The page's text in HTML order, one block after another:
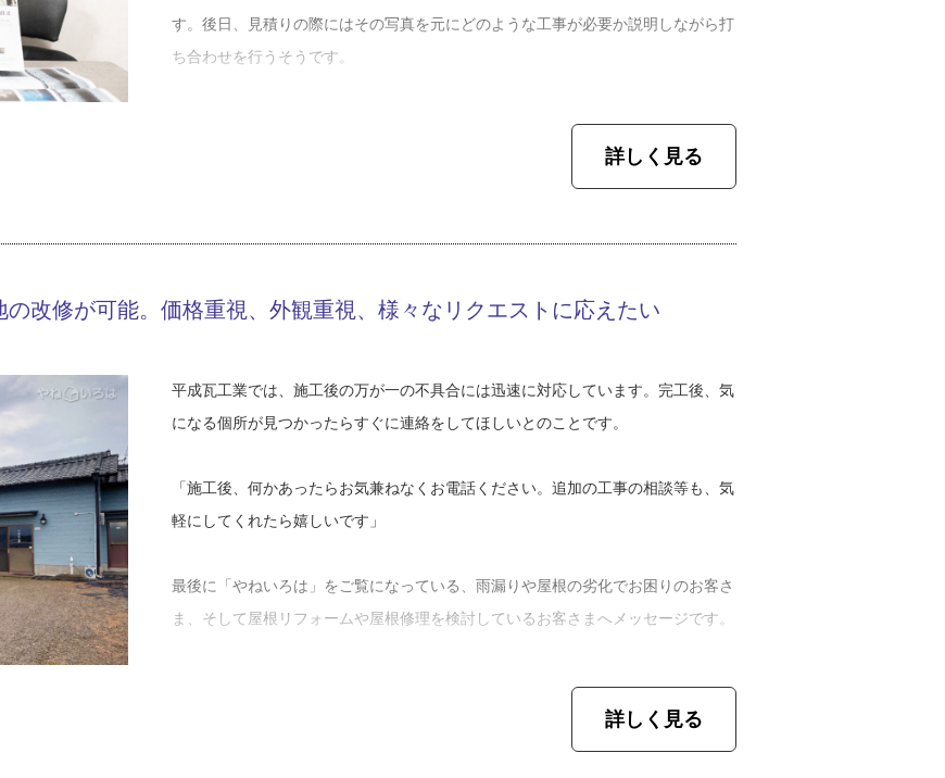
店番号 Y46-AZF
しかし、３年ほどが経った頃、突然仲村さんに営業職への辞令が出ました。営業、
管理、現場作業、あらゆる仕事を担当し、瓦屋で約１５年の勤務。たくさんの経験
ことです。大きい現場が決まると楽しいですし、お客さまの要望に応えて喜ぶ顔が
輩に、仕事を教えてもらったり現場で助けてもらったり、そうやって支えてくれて
す。後日、見積りの際にはその写真を元にどのような工事が必要か説明しながら打
ち合わせを行うそうです。
「見積りはご要望に合わせて２～３パターン出すこともあります。現地調査後に、
こういうパターンもありますが、こういう工事もありますとお知らせして、どれが
必要かお客さまに確認するんです。全葺き替えなのか部分修理で済ませるのかをヒ
ら。少しでもお客さまの負担が軽くなる工事の提案を心掛けています」
瓦や金属屋根（ガルバリウム鋼板屋根）、その他の屋根材、材料の違いで工法や金
額は違ってきます。仲村さんは屋根の状態を見極め、必要な屋根修理を選定。先日
たため、部分修理ではなく葺き替えを提案したそうです。
たので、瓦が劣化して表面が溶けている状態や、今後の住む年数を考えると、葺き
替えが最善策だと判断しました。瓦は古くなると水を吸うようになり、冬は瓦の中
詳しく見る
の改修が可能。価格重視、外観重視、様々なリクエストに応えたい
平成瓦工業では、施工後の万が一の不具合には迅速に対応しています。完工後、気
になる個所が見つかったらすぐに連絡をしてほしいとのことです。
「施工後、何かあったらお気兼ねなくお電話ください。追加の工事の相談等も、気
軽にしてくれたら嬉しいです」
最後に「やねいろは」をご覧になっている、雨漏りや屋根の劣化でお困りのお客さ
ま、そして屋根リフォームや屋根修理を検討しているお客さまへメッセージです。
「和瓦、洋瓦、ルーガやシングル、コロニアル、色々な屋根材の工事、そしてRC
造住宅のシングル葺き替えの工事もできるので、工事をお考えでしたらぜひご相談
ください。その他に雨漏り修理や部分修理も承ります。お客さまのご要望に沿った
詳しく見る